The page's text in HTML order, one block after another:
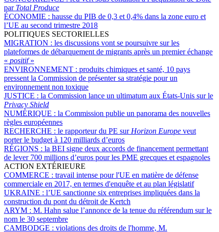
par Total Produce
ÉCONOMIE : hausse du PIB de 0,3 et 0,4% dans la zone euro et
l’UE au second trimestre 2018
POLITIQUES SECTORIELLES
MIGRATION : les discussions vont se poursuivre sur les
plateformes de débarquement de migrants après un premier échange
« positif»
ENVIRONNEMENT : produits chimiques et santé, 10 pays
pressent la Commission de présenter sa stratégie pour un
environnement non toxique
JUSTICE : la Commission lance un ultimatum aux États-Unis sur le
Privacy Shield
NUMÉRIQUE : la Commission publie un panorama des nouvelles
règles européennes
RECHERCHE : le rapporteur du PE sur Horizon Europe veut
porter le budget à 120 milliards d’euros
RÉGIONS : la BEI signe deux accords de financement permettant
de lever 700 millions d’euros pour les PME grecques et espagnoles
ACTION EXTÉRIEURE
COMMERCE : travail intense pour l'UE en matière de défense
commerciale en 2017, en termes d'enquête et au plan législatif
UKRAINE : l’UE sanctionne six entreprises impliquées dans la
construction du pont du détroit de Kertch
ARYM : M. Hahn salue l’annonce de la tenue du référendum sur le
nom le 30 septembre
CAMBODGE : violations des droits de l'homme, M.